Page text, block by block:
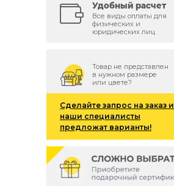
Удобный расчет
Все виды оплаты для
физических и
юридических лиц
Товар не представлен
в нужном размере
или цвете?
Сделайте запрос на заказ и
наши специалисты
предложат варианты!